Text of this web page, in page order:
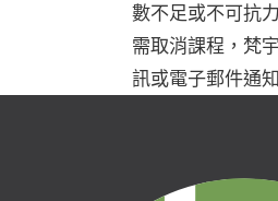
數不足或不可抗
需取消課程，梵
訊或電子郵件通